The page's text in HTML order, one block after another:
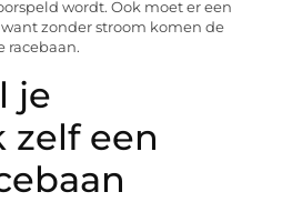
wordt. Ook moet er een
zonder stroom komen de
racebaan.
je
zelf een